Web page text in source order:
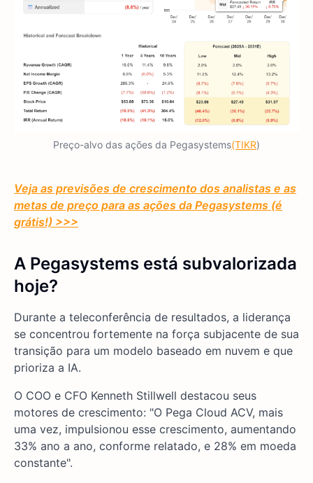
Preço-alvo das ações da Pegasystems(TIKR)
Veja as previsões de crescimento dos analistas e as
metas de preço para as ações da Pegasystems (é
grátis!) >>>
A Pegasystems está subvalorizada
hoje?
Durante a teleconferência de resultados, a liderança
se concentrou fortemente na força subjacente de sua
transição para um modelo baseado em nuvem e que
prioriza a IA.
O COO e CFO Kenneth Stillwell destacou seus
motores de crescimento: "O Pega Cloud ACV, mais
uma vez, impulsionou esse crescimento, aumentando
33% ano a ano, conforme relatado, e 28% em moeda
constante".